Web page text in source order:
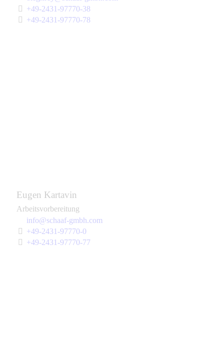
+49-2431-97770-38
+49-2431-97770-78
Eugen Kartavin
Arbeitsvorbereitung
info@schaaf-gmbh.com
+49-2431-97770-0
+49-2431-97770-77